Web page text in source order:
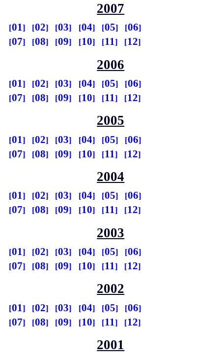
2007
01 02 03 04 05
06
07
08 09 10 11 12
2006
01 02 03 04 05
06
07
08 09 10 11 12
2005
01 02 03 04 05
06
07
08 09 10 11 12
2004
01 02 03 04 05
06
07
08 09 10 11 12
2003
01 02 03 04 05
06
07
08 09 10 11 12
2002
01 02 03 04 05
06
07
08 09 10 11 12
2001